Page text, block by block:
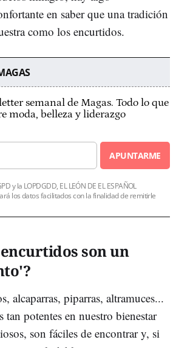
en saber que una tradición
como los encurtidos.
semanal de Magas. Todo lo que
moda, belleza y liderazgo
APUNTARME
y la LOPDGDD, EL LEÓN DE EL ESPAÑOL
los datos facilitados con la finalidad de remitirle
son un
alcaparras, piparras, altramuces...
tan potentes en nuestro bienestar
son fáciles de encontrar y, si